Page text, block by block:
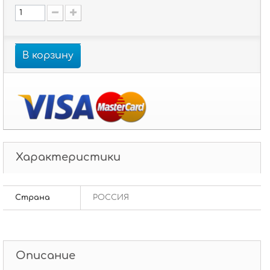
В корзину
Характеристики
Страна РОССИЯ
Описание